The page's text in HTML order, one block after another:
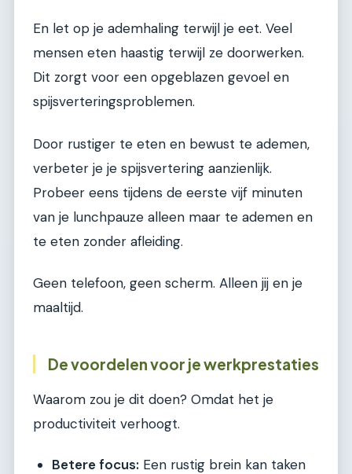
En let op je ademhaling terwijl je eet. Veel
mensen eten haastig terwijl ze doorwerken.
Dit zorgt voor een opgeblazen gevoel en
spijsverteringsproblemen.
Door rustiger te eten en bewust te ademen,
verbeter je je spijsvertering aanzienlijk.
Probeer eens tijdens de eerste vijf minuten
van je lunchpauze alleen maar te ademen en
te eten zonder afleiding.
Geen telefoon, geen scherm. Alleen jij en je
maaltijd.
De voordelen voor je werkprestaties
Waarom zou je dit doen? Omdat het je
productiviteit verhoogt.
Betere focus: Een rustig brein kan taken